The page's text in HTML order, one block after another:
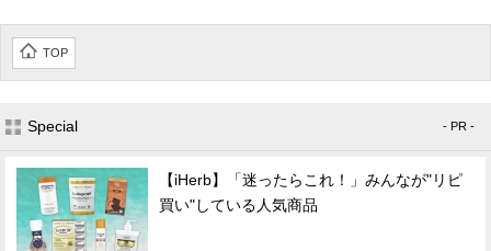
TOP
Special - PR -
【iHerb】「迷ったらこれ！」みんなが"リピ
買い"している人気商品